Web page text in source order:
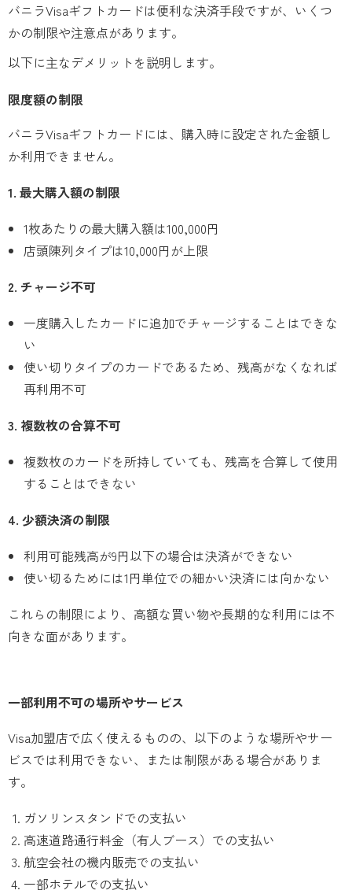
バニラVisaギフトカードは便利な決済手段ですが、いくつ
かの制限や注意点があります。
以下に主なデメリットを説明します。
限度額の制限
バニラVisaギフトカードには、購入時に設定された金額し
か利用できません。
1. 最大購入額の制限
1枚あたりの最大購入額は100,000円
店頭陳列タイプは10,000円が上限
2. チャージ不可
一度購入したカードに追加でチャージすることはできな
い
使い切りタイプのカードであるため、残高がなくなれば
再利用不可
3. 複数枚の合算不可
複数枚のカードを所持していても、残高を合算して使用
することはできない
4. 少額決済の制限
利用可能残高が9円以下の場合は決済ができない
使い切るためには1円単位での細かい決済には向かない
これらの制限により、高額な買い物や長期的な利用には不
向きな面があります。
一部利用不可の場所やサービス
Visa加盟店で広く使えるものの、以下のような場所やサー
ビスでは利用できない、または制限がある場合がありま
す。
ガソリンスタンドでの支払い
高速道路通行料金（有人ブース）での支払い
航空会社の機内販売での支払い
一部ホテルでの支払い